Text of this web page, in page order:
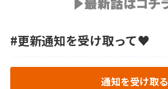
#更新通知を受け取って♥
通知を受け取る